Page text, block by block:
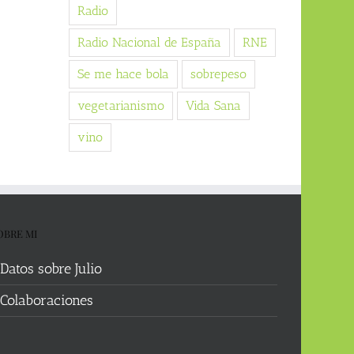
Radio
Radio Nacional de España RNE
Se me hace bola sobrepeso
vegetarianismo Vida Sana
vino
MI
Datos sobre Julio
Colaboraciones